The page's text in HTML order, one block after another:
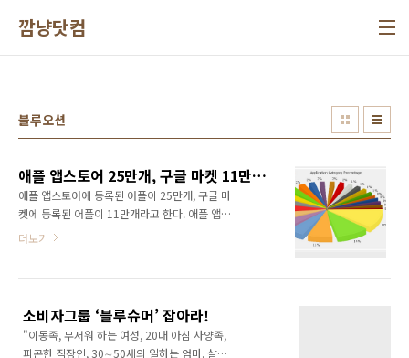
깜냥닷컴
블루오션
애플 앱스토어 25만개, 구글 마켓 11만개! 이젠 어플 시장도 레드오션이다.
애플 앱스토어에 등록된 어플이 25만개, 구글 마
켓에 등록된 어플이 11만개라고 한다. 애플 앱스
토어를 통해서 수많은 백만장자가 탄생했다는
앞으로도 만들 것이다. 오히려 25만개, 11만개
라는 어플이 1년후에는 그 배가 될 지도 모를일
더보기
소비자그룹 ‘블루슈머’ 잡아라!
"이동족, 무서워 하는 여성, 20대 아침 사양족,
피곤한 직장인, 30∼50세의 일하는 엄마, 살찐